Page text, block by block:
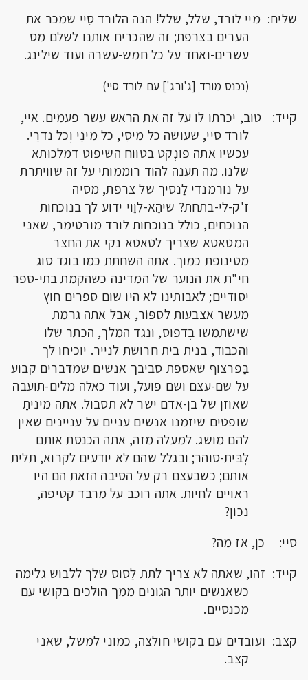
שליח: מיי לורד, שלל, שלל! הנה הלורד סֵיי שמכר את
הערים בצרפת; זה שהכריח אותנו לשלם מס
עשרים-ואחד על כל חמש-עשרה ועוד שילינג.
(נכנס מורד [ג'ורג'] עם לורד סיי)
קייד: טוב, יכרתו לו על זה את הראש עשר פעמים. איי,
לורד סיי, שעושה כל מיסֵי, כל מינֵי וְכּל נדרֵי.
עכשיו אתה פּוּנְקט בטווח השיפּוט דמלכוּתא
שלנו. מה תענה להוד רוממותי על זה שוויתרת
על נורמנדי לַנסיך של צרפת, מסיה
ז'ק-לי-בתחת? שיהֵא-לְוֵוי ידוע לך בנוכחות
הנוכחים, כולל בנוכחות לורד מורטימר, שאני
המטאטא שצריך לטאטא נקי את החצר
מטינופת כמוך. אתה השחתת כמו בוגד סוג
חי"ת את הנוער של המדינה כשהקמת בתי-ספר
יסודיים; לאבותינו לא היו שום ספרים חוץ
מעשר אצבעות לספּוֹר, אבל אתה גרמת
שישתמשו בְּדפוּס, ונגד המלך, הכתר שלו
והכבוד, בנית בית חרושת לנייר. יוכיחו לך
בַּפרצוף שאספת סביבך אנשים שמדברים קבוע
על שם-עצם ושם פועל, ועוד כאלה מלים-תועבה
שאוזן של בן-אדם ישר לא תסבול. אתה מיניתָ
שופטים שיזמנו אנשים עניים על עניינים שאין
להם מושג. למעלה מזה, אתה הכנסת אותם
לְבּית-סוהר; ובגלל שהם לא יודעים לקרוא, תלית
אותם; כשבעצם רק על הסיבה הזאת הם היו
ראויים לחיות. אתה רוכב על מרבד קטיפה,
נכון?
סיי: כן, אז מה?
קייד: זהו, שאתה לא צריך לתת לַסוס שלך ללבוש גלימה
כשאנשים יותר הגונים ממך הולכים בקושי עם
מכנסיים.
קצב: ועובדים עם בקושי חולצה, כמוני למשל, שאני
קצב.